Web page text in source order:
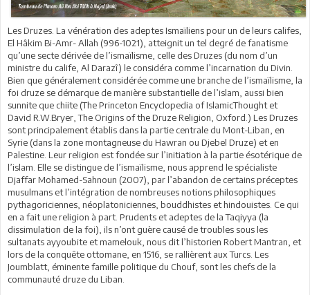
Les Druzes. La vénération des adeptes Ismaïliens pour un de leurs califes,
El Hâkim Bi-Amr- Allah (996-1021), atteignit un tel degré de fanatisme
qu’une secte dérivée de l’ismaïlisme, celle des Druzes (du nom d’un
ministre du calife, Al Darazî) le considéra comme l’incarnation du Divin.
Bien que généralement considérée comme une branche de l’ismaïlisme, la
foi druze se démarque de manière substantielle de l’islam, aussi bien
sunnite que chiite (The Princeton Encyclopedia of IslamicThought et
David R.W.Bryer, The Origins of the Druze Religion, Oxford.) Les Druzes
sont principalement établis dans la partie centrale du Mont-Liban, en
Syrie (dans la zone montagneuse du Hawran ou Djebel Druze) et en
Palestine. Leur religion est fondée sur l’initiation à la partie ésotérique de
l’islam. Elle se distingue de l’ismaïlisme, nous apprend le spécialiste
Djaffar Mohamed-Sahnoun (2007), par l’abandon de certains préceptes
musulmans et l’intégration de nombreuses notions philosophiques
pythagoriciennes, néoplatoniciennes, bouddhistes et hindouistes. Ce qui
en a fait une religion à part. Prudents et adeptes de la Taqiyya (la
dissimulation de la foi), ils n’ont guère causé de troubles sous les
sultanats ayyoubite et mamelouk, nous dit l’historien Robert Mantran, et
lors de la conquête ottomane, en 1516, se rallièrent aux Turcs. Les
Joumblatt, éminente famille politique du Chouf, sont les chefs de la
communauté druze du Liban.